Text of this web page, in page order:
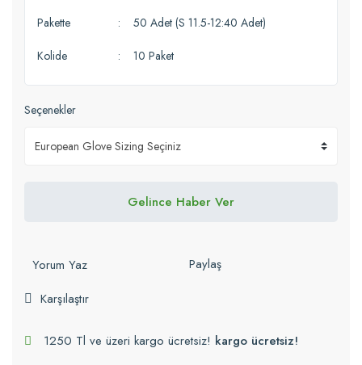
Pakette 50 Adet (S 11.5-12:40 Adet)
Kolide 10 Paket
Seçenekler
Gelince Haber Ver
Yorum Yaz
Paylaş
Karşılaştır
1250 Tl ve üzeri kargo ücretsiz! kargo ücretsiz!